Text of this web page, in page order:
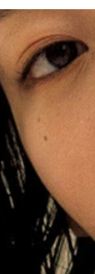
見』（撮影／小塚毅
集「『最強』の発
して、ハッキリ
ップ」も必見です！